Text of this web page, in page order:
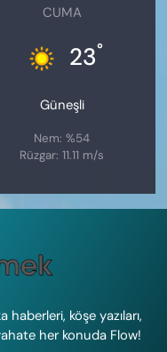
CUMA
23°
Güneşli
Nem: %54
Rüzgar: 11.11 m/s
köşe yazıları,
her konuda Flow!